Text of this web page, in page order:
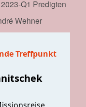
2023-Q1 Predigten
Wehner